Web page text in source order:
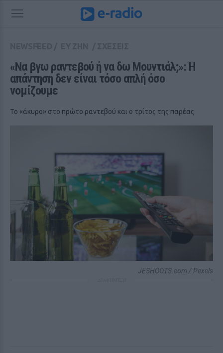
«Να βγω ραντεβού ή να δω Μουντιάλ;»: Η
απάντηση δεν είναι τόσο απλή όσο
νομίζουμε
Το «άκυρο» στο πρώτο ραντεβού και ο τρίτος της παρέας
JESHOOTS.com / Pexels